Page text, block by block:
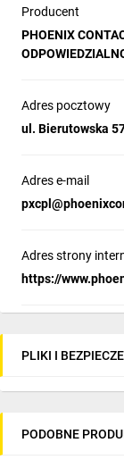
Producent
PHOENIX
Adres pocztowy
ul. Bierutowska
Adres e-mail
Adres strony
https://
PLIKI I
PODOBNE